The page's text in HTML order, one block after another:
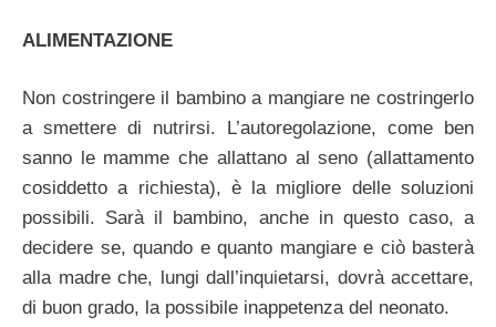
ALIMENTAZIONE
Non costringere il bambino a mangiare ne costringerlo
a smettere di nutrirsi. L’autoregolazione, come ben
sanno le mamme che allattano al seno (allattamento
cosiddetto a richiesta), è la migliore delle soluzioni
possibili. Sarà il bambino, anche in questo caso, a
decidere se, quando e quanto mangiare e ciò basterà
alla madre che, lungi dall’inquietarsi, dovrà accettare,
di buon grado, la possibile inappetenza del neonato.